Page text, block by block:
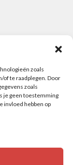
zoals
of te raadplegen. Door
zoals
je geen toestemming
invloed hebben op